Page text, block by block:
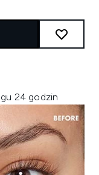
24 godzin